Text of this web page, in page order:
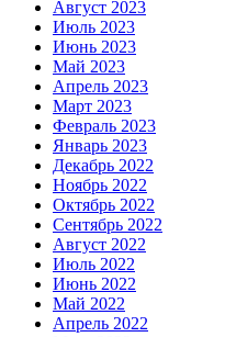
Август 2023
Июль 2023
Июнь 2023
Май 2023
Апрель 2023
Март 2023
Февраль 2023
Январь 2023
Декабрь 2022
Ноябрь 2022
Октябрь 2022
Сентябрь 2022
Август 2022
Июль 2022
Июнь 2022
Май 2022
Апрель 2022